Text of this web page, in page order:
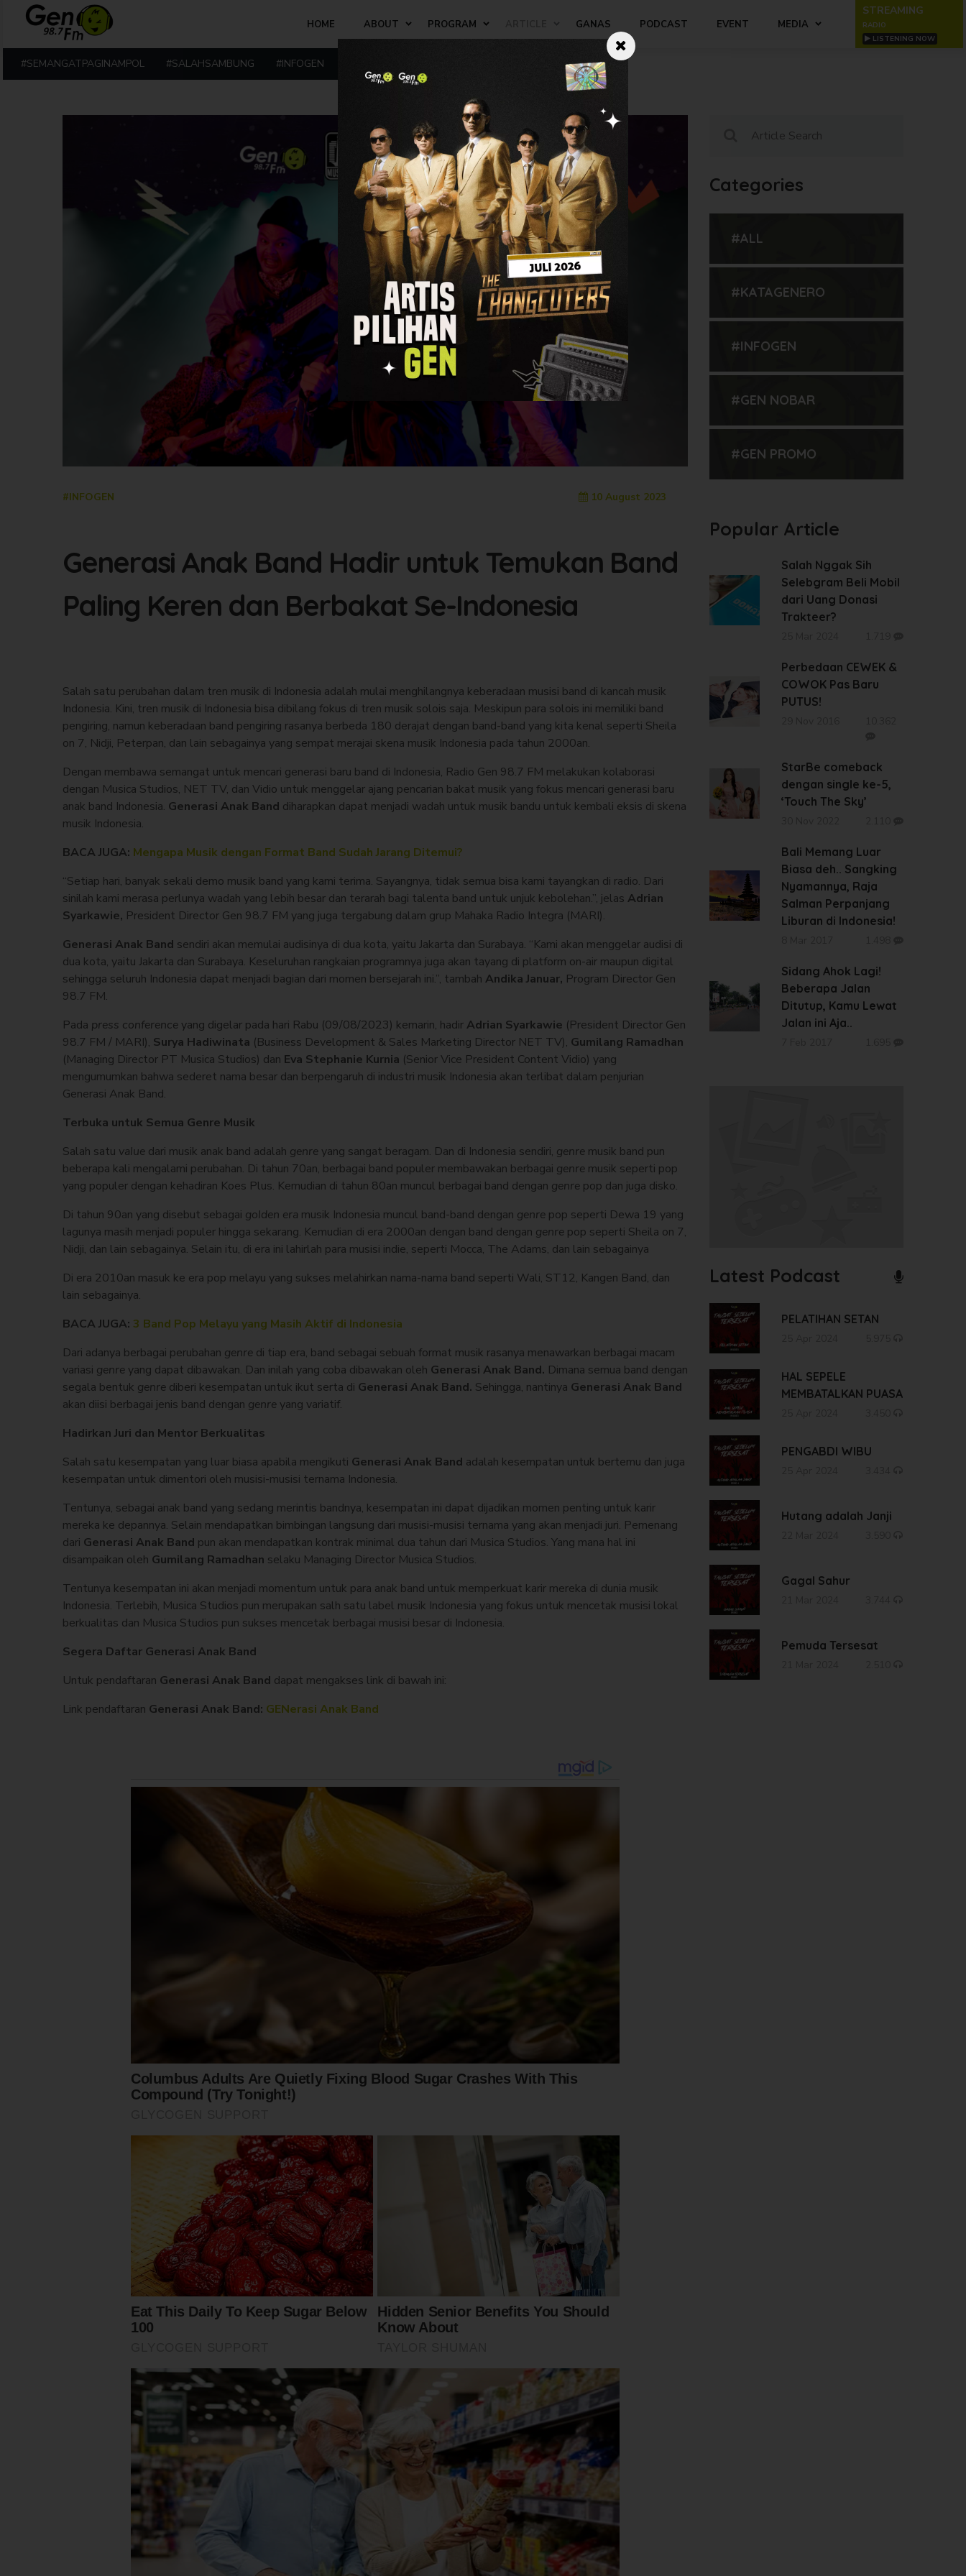
HOME ABOUT PROGRAM GANAS PODCAST EVENT MEDIA
STREAMING
RADIO
LISTENING NOW
#SEMANGATPAGINAMPOL #SALAHSAMBUNG #INFOGEN
#INFOGEN 10 August 2023
Generasi Anak Band Hadir untuk Temukan Band
Paling Keren dan Berbakat Se-Indonesia
Salah satu perubahan dalam tren musik di Indonesia adalah mulai menghilangnya keberadaan musisi band di kancah musik
Indonesia. Kini, tren musik di Indonesia bisa dibilang fokus di tren musik solois saja. Meskipun para solois ini memiliki band
pengiring, namun keberadaan band pengiring rasanya berbeda 180 derajat dengan band-band yang kita kenal seperti Sheila
on 7, Nidji, Peterpan, dan lain sebagainya yang sempat merajai skena musik Indonesia pada tahun 2000an.
Dengan membawa semangat untuk mencari generasi baru band di Indonesia, Radio Gen 98.7 FM melakukan kolaborasi
dengan Musica Studios, NET TV, dan Vidio untuk menggelar ajang pencarian bakat musik yang fokus mencari generasi baru
anak band Indonesia. Generasi Anak Band diharapkan dapat menjadi wadah untuk musik bandu untuk kembali eksis di skena
musik Indonesia.
BACA JUGA: Mengapa Musik dengan Format Band Sudah Jarang Ditemui?
“Setiap hari, banyak sekali demo musik band yang kami terima. Sayangnya, tidak semua bisa kami tayangkan di radio. Dari
sinilah kami merasa perlunya wadah yang lebih besar dan terarah bagi talenta band untuk unjuk kebolehan.”, jelas Adrian
Syarkawie, President Director Gen 98.7 FM yang juga tergabung dalam grup Mahaka Radio Integra (MARI).
Generasi Anak Band sendiri akan memulai audisinya di dua kota, yaitu Jakarta dan Surabaya. “Kami akan menggelar audisi di
dua kota, yaitu Jakarta dan Surabaya. Keseluruhan rangkaian programnya juga akan tayang di platform on-air maupun digital
sehingga seluruh Indonesia dapat menjadi bagian dari momen bersejarah ini.”, tambah Andika Januar, Program Director Gen
98.7 FM.
Pada press conference yang digelar pada hari Rabu (09/08/2023) kemarin, hadirAdrian Syarkawie (President Director Gen
98.7 FM / MARI), Surya Hadiwinata (Business Development & Sales Marketing Director NET TV), Gumilang Ramadhan
(Managing Director PT Musica Studios) dan Eva Stephanie Kurnia (Senior Vice President Content Vidio) yang
mengumumkan bahwa sederet nama besar dan berpengaruh di industri musik Indonesia akan terlibat dalam penjurian
Generasi Anak Band.
Terbuka untuk Semua Genre Musik
Salah satu value dari musik anak band adalah genre yang sangat beragam. Dan di Indonesia sendiri, genre musik band pun
beberapa kali mengalami perubahan. Di tahun 70an, berbagai band populer membawakan berbagai genre musik seperti pop
yang populer dengan kehadiran Koes Plus. Kemudian di tahun 80an muncul berbagai band dengan genre pop dan juga disko.
Di tahun 90an yang disebut sebagai golden era musik Indonesia muncul band-band dengan genre pop seperti Dewa 19 yang
lagunya masih menjadi populer hingga sekarang. Kemudian di era 2000an dengan band dengan genre pop seperti Sheila on 7,
Nidji, dan lain sebagainya. Selain itu, di era ini lahirlah para musisi indie, seperti Mocca, The Adams, dan lain sebagainya
Di era 2010an masuk ke era pop melayu yang sukses melahirkan nama-nama band seperti Wali, ST12, Kangen Band, dan
lain sebagainya.
BACA JUGA: 3 Band Pop Melayu yang Masih Aktif di Indonesia
Dari adanya berbagai perubahan genre di tiap era, band sebagai sebuah format musik rasanya menawarkan berbagai macam
variasi genre yang dapat dibawakan. Dan inilah yang coba dibawakan oleh Generasi Anak Band. Dimana semua band dengan
segala bentuk genre diberi kesempatan untuk ikut serta di Generasi Anak Band. Sehingga, nantinya Generasi Anak Band
akan diisi berbagai jenis band dengan genre yang variatif.
Hadirkan Juri dan Mentor Berkualitas
Salah satu kesempatan yang luar biasa apabila mengikuti Generasi Anak Band adalah kesempatan untuk bertemu dan juga
kesempatan untuk dimentori oleh musisi-musisi ternama Indonesia.
Tentunya, sebagai anak band yang sedang merintis bandnya, kesempatan ini dapat dijadikan momen penting untuk karir
mereka ke depannya. Selain mendapatkan bimbingan langsung dari musisi-musisi ternama yang akan menjadi juri. Pemenang
dari Generasi Anak Band pun akan mendapatkan kontrak minimal dua tahun dari Musica Studios. Yang mana hal ini
disampaikan oleh Gumilang Ramadhan selaku Managing Director Musica Studios.
Tentunya kesempatan ini akan menjadi momentum untuk para anak band untuk memperkuat karir mereka di dunia musik
Indonesia. Terlebih, Musica Studios pun merupakan salh satu label musik Indonesia yang fokus untuk mencetak musisi lokal
berkualitas dan Musica Studios pun sukses mencetak berbagai musisi besar di Indonesia.
Segera Daftar Generasi Anak Band
Untuk pendaftaran Generasi Anak Band dapat mengakses link di bawah ini:
Link pendaftaran Generasi Anak Band: GENerasi Anak Band
Categories
#ALL
#KATAGENERO
#INFOGEN
#GEN NOBAR
#GEN PROMO
Popular Article
Salah Nggak Sih
Selebgram Beli Mobil
dari Uang Donasi
Trakteer?
Perbedaan CEWEK &
COWOK Pas Baru
PUTUS!
StarBe comeback
dengan single ke-5,
‘Touch The Sky’
Bali Memang Luar
Biasa deh.. Sangking
Nyamannya, Raja
Salman Perpanjang
Liburan di Indonesia!
Sidang Ahok Lagi!
Beberapa Jalan
Ditutup, Kamu Lewat
Jalan ini Aja..
Latest Podcast
PELATIHAN SETAN
HAL SEPELE
MEMBATALKAN PUASA
PENGABDI WIBU
Hutang adalah Janji
Gagal Sahur
Pemuda Tersesat